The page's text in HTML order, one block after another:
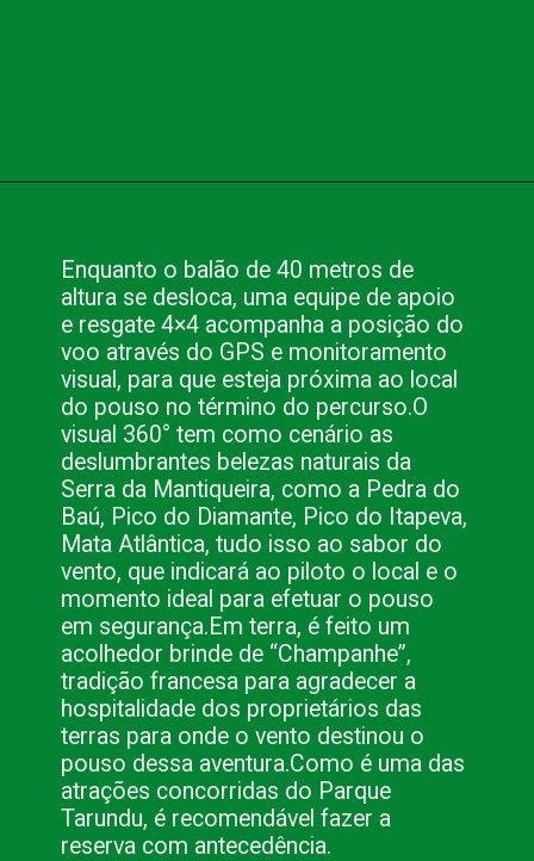
Enquanto o balão de 40 metros de
altura se desloca, uma equipe de apoio
e resgate 4×4 acompanha a posição do
voo através do GPS e monitoramento
visual, para que esteja próxima ao local
do pouso no término do percurso.O
visual 360° tem como cenário as
deslumbrantes belezas naturais da
Serra da Mantiqueira, como a Pedra do
Baú, Pico do Diamante, Pico do Itapeva,
Mata Atlântica, tudo isso ao sabor do
vento, que indicará ao piloto o local e o
momento ideal para efetuar o pouso
em segurança.Em terra, é feito um
acolhedor brinde de “Champanhe”,
tradição francesa para agradecer a
hospitalidade dos proprietários das
terras para onde o vento destinou o
pouso dessa aventura.Como é uma das
atrações concorridas do Parque
Tarundu, é recomendável fazer a
reserva com antecedência.